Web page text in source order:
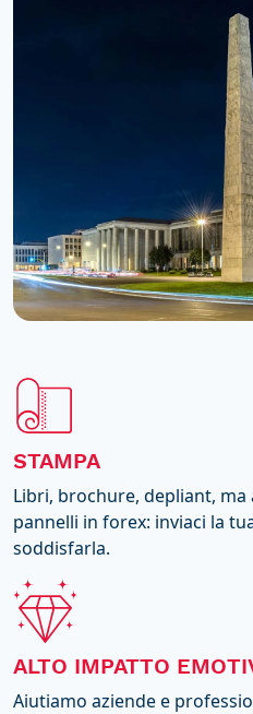
STAMPA
Libri, brochure, depliant,
pannelli in forex: inviaci la
soddisfarla.
ALTO IMPATTO
Aiutiamo aziende e